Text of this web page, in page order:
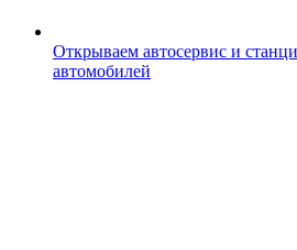
Открываем автосервис и
автомобилей